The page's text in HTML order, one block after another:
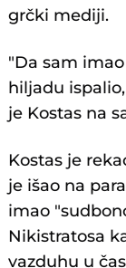
grčki mediji.
"Da sam
hiljadu
je Kostas na
Kostas je
je išao na
imao
Nikistratosa
vazduhu u